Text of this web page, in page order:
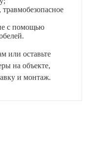
с помощью
или оставьте
на объекте,
и монтаж.